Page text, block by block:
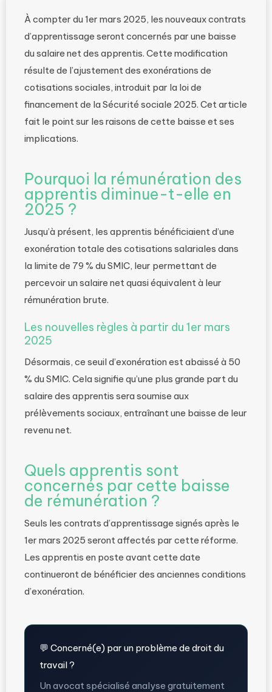
À compter du 1er mars 2025, les nouveaux contrats
d’apprentissage seront concernés par une baisse
du salaire net des apprentis. Cette modification
résulte de l’ajustement des exonérations de
cotisations sociales, introduit par la loi de
financement de la Sécurité sociale 2025. Cet article
fait le point sur les raisons de cette baisse et ses
implications.
Pourquoi la rémunération des
apprentis diminue-t-elle en
2025 ?
Jusqu’à présent, les apprentis bénéficiaient d’une
exonération totale des cotisations salariales dans
la limite de 79 % du SMIC, leur permettant de
percevoir un salaire net quasi équivalent à leur
rémunération brute.
Les nouvelles règles à partir du 1er mars
2025
Désormais, ce seuil d’exonération est abaissé à 50
% du SMIC. Cela signifie qu’une plus grande part du
salaire des apprentis sera soumise aux
prélèvements sociaux, entraînant une baisse de leur
revenu net.
Quels apprentis sont
concernés par cette baisse
de rémunération ?
Seuls les contrats d’apprentissage signés après le
1er mars 2025 seront affectés par cette réforme.
Les apprentis en poste avant cette date
continueront de bénéficier des anciennes conditions
d’exonération.
💬 Concerné(e) par un problème de droit du
travail ?
Un avocat spécialisé analyse gratuitement